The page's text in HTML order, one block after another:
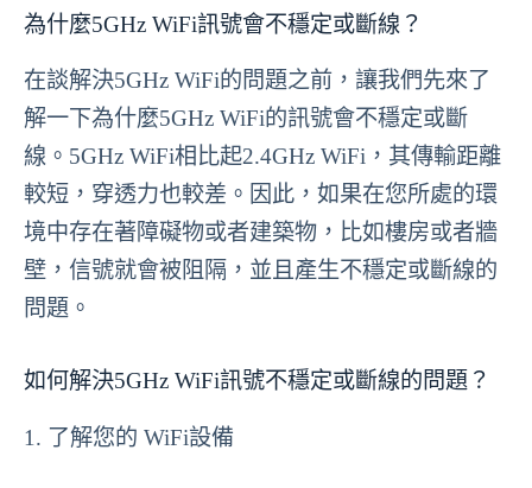
為什麼5GHz WiFi訊號會不穩定或斷線？
在談解決5GHz WiFi的問題之前，讓我們先來了
解一下為什麼5GHz WiFi的訊號會不穩定或斷
線。5GHz WiFi相比起2.4GHz WiFi，其傳輸距離
較短，穿透力也較差。因此，如果在您所處的環
境中存在著障礙物或者建築物，比如樓房或者牆
壁，信號就會被阻隔，並且產生不穩定或斷線的
問題。
如何解決5GHz WiFi訊號不穩定或斷線的問題？
1. 了解您的 WiFi設備